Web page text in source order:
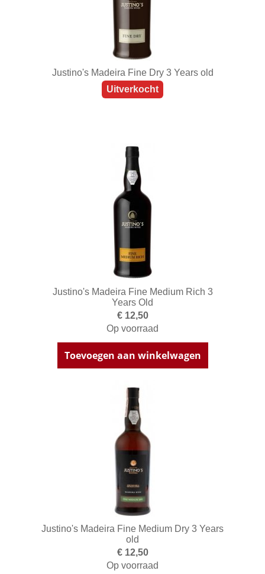
Justino's Madeira Fine Dry 3 Years old
Uitverkocht
Justino's Madeira Fine Medium Rich 3
Years Old
€ 12,50
Op voorraad
Toevoegen aan winkelwagen
Justino's Madeira Fine Medium Dry 3 Years
old
€ 12,50
Op voorraad